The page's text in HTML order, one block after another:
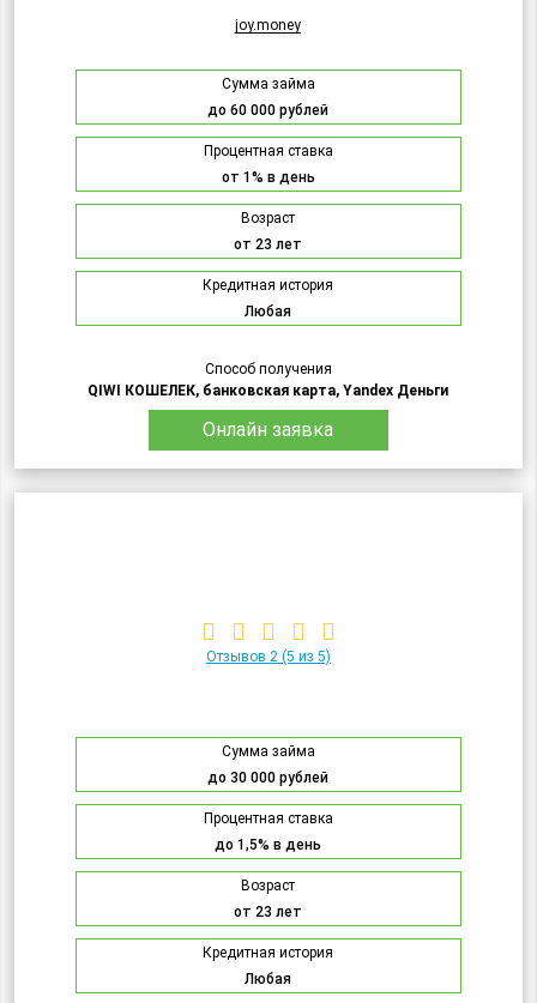
joy.money
Сумма займа
до 60 000 рублей
Процентная ставка
от 1% в день
Возраст
от 23 лет
Кредитная история
Любая
Способ получения
QIWI КОШЕЛЕК, банковская карта, Yandex Деньги
Онлайн заявка
Отзывов 2(5 из 5)
Сумма займа
до 30 000 рублей
Процентная ставка
до 1,5% в день
Возраст
от 23 лет
Кредитная история
Любая